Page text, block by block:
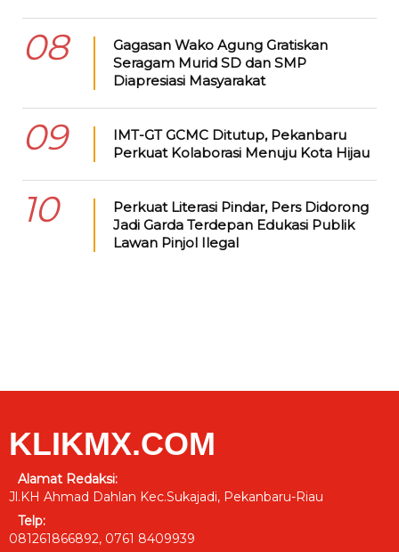
08
Gagasan Wako Agung Gratiskan
Seragam Murid SD dan SMP
Diapresiasi Masyarakat
09
IMT-GT GCMC Ditutup, Pekanbaru
Perkuat Kolaborasi Menuju Kota Hijau
10
Perkuat Literasi Pindar, Pers Didorong
Jadi Garda Terdepan Edukasi Publik
Lawan Pinjol Ilegal
KLIKMX.COM
Alamat Redaksi:
Jl.KH Ahmad Dahlan Kec.Sukajadi, Pekanbaru-Riau
Telp:
081261866892, 0761 8409939